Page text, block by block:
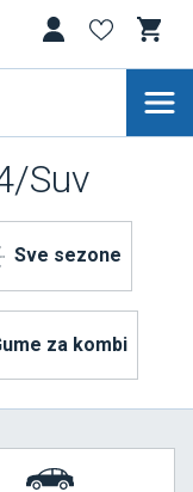
Sve sezone
Suv
za kombi